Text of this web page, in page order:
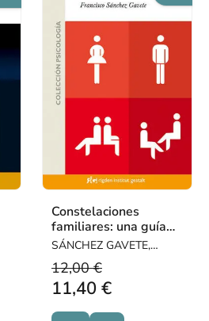
Constelaciones
familiares: una guía
de trabajo
SÁNCHEZ GAVETE,
FRANCISCO
12,00 €
11,40 €